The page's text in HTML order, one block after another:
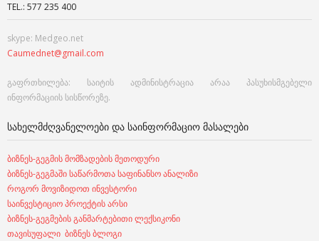
TEL.: 577 235 400
skype: Medgeo.net
Caumednet@gmail.com
გაფრთხილება: საიტის ადმინისტრაცია არაა პასუხისმგებელი
ინფორმაციის სისწორეზე.
ᲡᲐᲮᲔᲚᲛᲫᲦᲕᲐᲜᲔᲚᲝᲔᲑᲘ ᲓᲐ ᲡᲐᲘᲜᲤᲝᲠᲛᲐᲪᲘᲝ ᲛᲐᲡᲐᲚᲔᲑᲘ
ბიზნეს-გეგმის მომზადების მეთოდური
ბიზნეს-გეგმაში საწარმოთა საფინანსო ანალიზი
როგორ მოვიზიდოთ ინვესტორი
საინვესტიციო პროექტის არსი
ბიზნეს-გეგმების განმარტებითი ლექსიკონი
თავისუფალი ბიზნეს ბლოგი